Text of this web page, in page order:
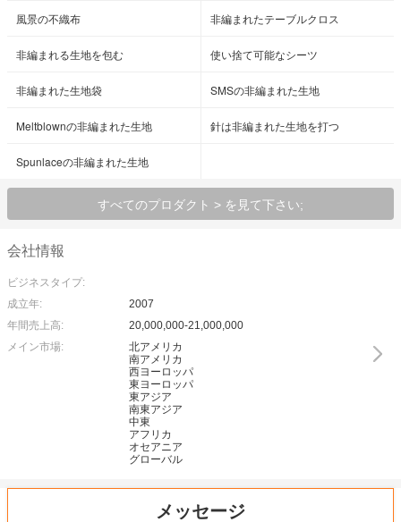
風景の不織布 非編まれたテーブルクロス
非編まれる生地を包む 使い捨て可能なシーツ
非編まれた生地袋 SMSの非編まれた生地
Meltblownの非編まれた生地 針は非編まれた生地を打つ
Spunlaceの非編まれた生地
すべてのプロダクト > を見て下さい;
会社情報
ビジネスタイプ:
成立年:
2007
年間売上高:
20,000,000-21,000,000
メイン市場:
北アメリカ
南アメリカ
西ヨーロッパ
東ヨーロッパ
東アジア
南東アジア
中東
アフリカ
オセアニア
グローバル
メッセージ